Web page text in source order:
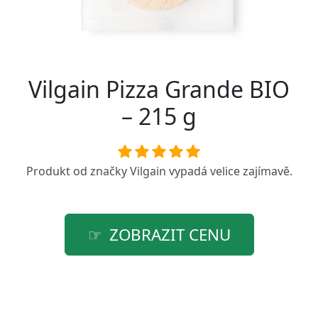
Vilgain Pizza Grande BIO
– 215 g
Produkt od značkyVilgain vypadá velice zajímavě.
ZOBRAZIT CENU